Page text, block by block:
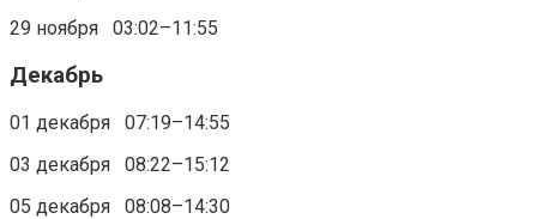
29 ноября 03:02–11:55
Декабрь
01 декабря 07:19–14:55
03 декабря 08:22–15:12
05 декабря 08:08–14:30